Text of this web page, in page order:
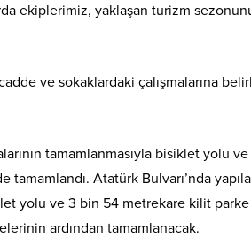
ekiplerimiz, yaklaşan turizm
ve sokaklardaki çalışmalarına
tamamlanmasıyla bisiklet yolu ve
Atatürk Bulvarı’nda
yolu ve 3 bin 54 metrekare kilit
ardından tamamlanacak.